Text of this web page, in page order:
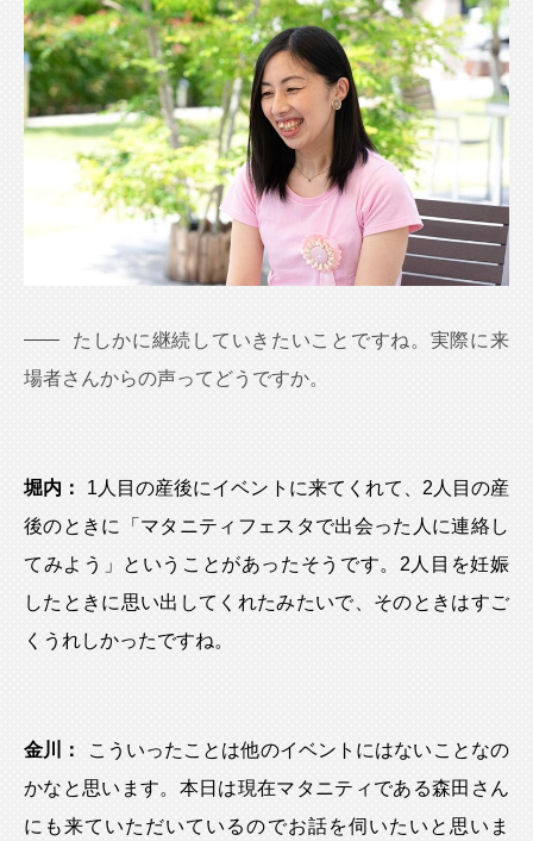
たしかに継続していきたいことですね。実際に来
場者さんからの声ってどうですか。
堀内：
1人目の産後にイベントに来てくれて、2人目の産
後のときに「マタニティフェスタで出会った人に連絡し
てみよう」ということがあったそうです。2人目を妊娠
したときに思い出してくれたみたいで、そのときはすご
くうれしかったですね。
金川：
こういったことは他のイベントにはないことなの
かなと思います。本日は現在マタニティである森田さん
にも来ていただいているのでお話を伺いたいと思いま